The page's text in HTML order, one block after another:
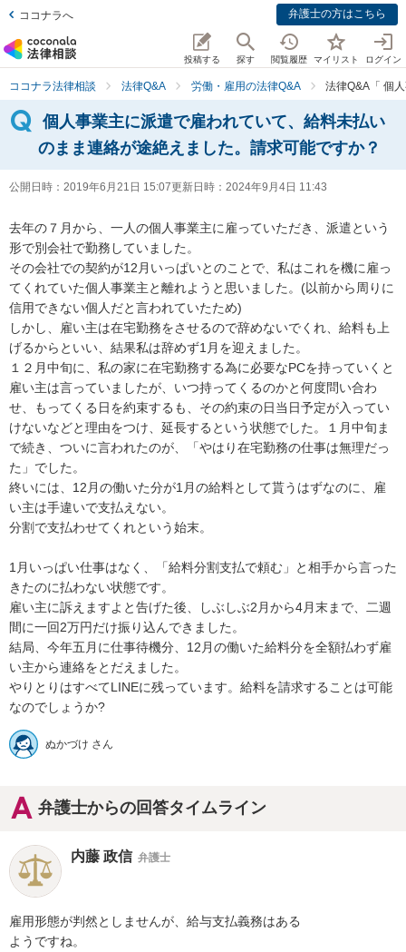
ココナラへ 弁護士の方はこちら
投稿する 探す 閲覧履歴 マイリスト ログイン
ココナラ法律相談 法律Q&A 労働・雇用の法律Q&A 法律Q&A「 個
個人事業主に派遣で雇われていて、給料未払い
のまま連絡が途絶えました。請求可能ですか？
公開日時： 2019年6月21日 15:07更新日時： 2024年9月4日 11:43
去年の７月から、一人の個人事業主に雇っていただき、派遣という
形で別会社で勤務していました。
その会社での契約が12月いっぱいとのことで、私はこれを機に雇っ
てくれていた個人事業主と離れようと思いました。(以前から周りに
信用できない個人だと言われていたため)
しかし、雇い主は在宅勤務をさせるので辞めないでくれ、給料も上
げるからといい、結果私は辞めず1月を迎えました。
１２月中旬に、私の家に在宅勤務する為に必要なPCを持っていくと
雇い主は言っていましたが、いつ持ってくるのかと何度問い合わ
せ、もってくる日を約束するも、その約束の日当日予定が入ってい
けないなどと理由をつけ、延長するという状態でした。１月中旬ま
で続き、ついに言われたのが、「やはり在宅勤務の仕事は無理だっ
た」でした。
終いには、12月の働いた分が1月の給料として貰うはずなのに、雇
い主は手違いで支払えない。
分割で支払わせてくれという始末。
1月いっぱい仕事はなく、「給料分割支払で頼む」と相手から言った
きたのに払わない状態です。
雇い主に訴えますよと告げた後、しぶしぶ2月から4月末まで、二週
間に一回2万円だけ振り込んできました。
結局、今年五月に仕事待機分、12月の働いた給料分を全額払わず雇
い主から連絡をとだえました。
やりとりはすべてLINEに残っています。給料を請求することは可能
なのでしょうか?
ぬかづけ さん
弁護士からの回答タイムライン
内藤 政信 弁護士
雇用形態が判然としませんが、給与支払義務はある
ようですね。